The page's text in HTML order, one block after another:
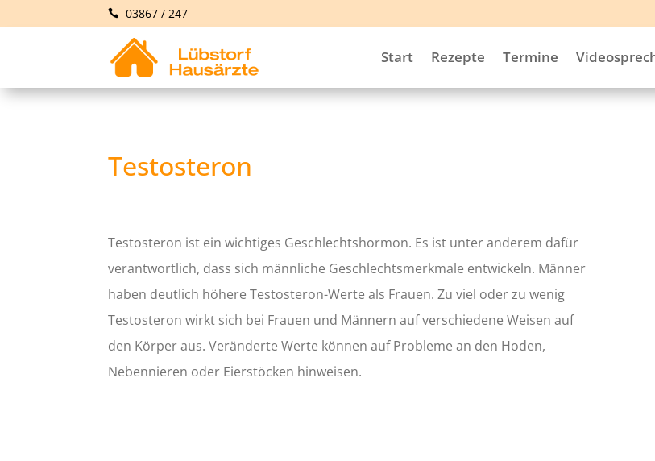
03867 / 247
Start Rezepte Termine
Testosteron
Testosteron ist ein wichtiges Geschlechtshormon. Es ist unter anderem dafür
verantwortlich, dass sich männliche Geschlechtsmerkmale entwickeln. Männer
haben deutlich höhere Testosteron-Werte als Frauen. Zu viel oder zu wenig
Testosteron wirkt sich bei Frauen und Männern auf verschiedene Weisen auf
den Körper aus. Veränderte Werte können auf Probleme an den Hoden,
Nebennieren oder Eierstöcken hinweisen.